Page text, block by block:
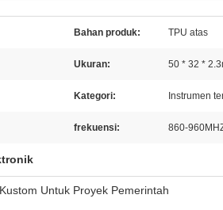
Bahan produk: TPU atas
Ukuran: 50 * 32 *
Kategori: Instrumen
frekuensi: 860-
Untuk Proyek Pemerintah